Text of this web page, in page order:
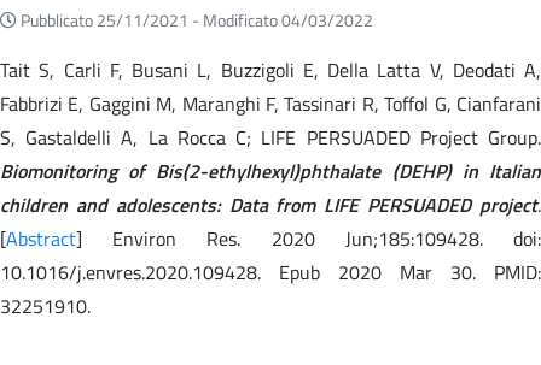
Pubblicato 25/11/2021 - Modificato 04/03/2022
Tait S, Carli F, Busani L, Buzzigoli E, Della Latta V, Deodati A,
Fabbrizi E, Gaggini M, Maranghi F, Tassinari R, Toffol G, Cianfarani
S, Gastaldelli A, La Rocca C; LIFE PERSUADED Project Group.
Biomonitoring of Bis(2-ethylhexyl)phthalate (DEHP) in Italian
children and adolescents: Data from LIFE PERSUADED project.
[Abstract] Environ Res. 2020 Jun;185:109428. doi:
10.1016/j.envres.2020.109428. Epub 2020 Mar 30. PMID:
32251910.